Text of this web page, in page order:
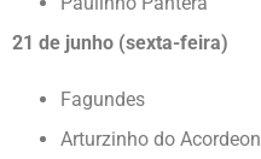
21 de junho (sexta-feira)
Fagundes
Arturzinho do Acordeon